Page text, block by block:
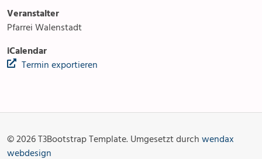
Veranstalter
Pfarrei Walenstadt
iCalendar
Termin exportieren
© 2026 T3Bootstrap Template. Umgesetzt durch wendax
webdesign
Angebot & Sakramente
Aktuelles
Fotogalerie
Links